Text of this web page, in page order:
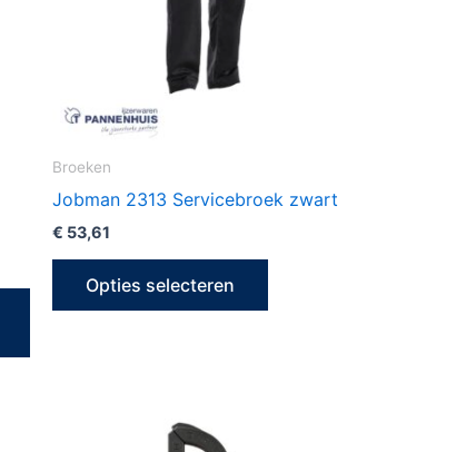
Broeken
Jobman 2313 Servicebroek zwart
€ 53,61
Opties selecteren
productpagina